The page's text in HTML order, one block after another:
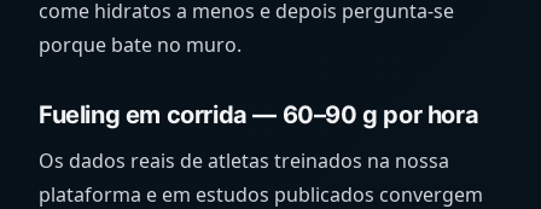
come hidratos a menos e depois pergunta-se
porque bate no muro.
Fueling em corrida — 60–90 g por hora
Os dados reais de atletas treinados na nossa
plataforma e em estudos publicados convergem